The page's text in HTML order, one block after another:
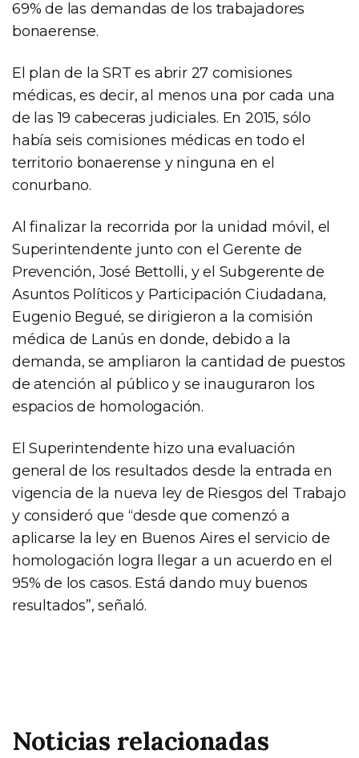
69% de las demandas de los trabajadores
bonaerense.
El plan de la SRT es abrir 27 comisiones
médicas, es decir, al menos una por cada una
de las 19 cabeceras judiciales. En 2015, sólo
había seis comisiones médicas en todo el
territorio bonaerense y ninguna en el
conurbano.
Al finalizar la recorrida por la unidad móvil, el
Superintendente junto con el Gerente de
Prevención, José Bettolli, y el Subgerente de
Asuntos Políticos y Participación Ciudadana,
Eugenio Begué, se dirigieron a la comisión
médica de Lanús en donde, debido a la
demanda, se ampliaron la cantidad de puestos
de atención al público y se inauguraron los
espacios de homologación.
El Superintendente hizo una evaluación
general de los resultados desde la entrada en
vigencia de la nueva ley de Riesgos del Trabajo
y consideró que “desde que comenzó a
aplicarse la ley en Buenos Aires el servicio de
homologación logra llegar a un acuerdo en el
95% de los casos. Está dando muy buenos
resultados”, señaló.
Noticias relacionadas